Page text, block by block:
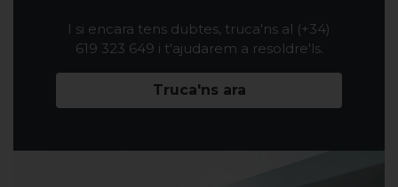
I si encara tens dubtes, truca'ns al (+34)
619 323 649 i t'ajudarem a resoldre'ls.
Truca'ns ara